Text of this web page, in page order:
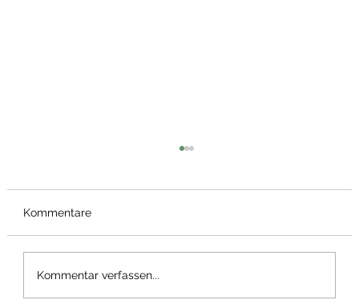
Bärlauch Wrap
Kommentare
Kommentar verfassen...